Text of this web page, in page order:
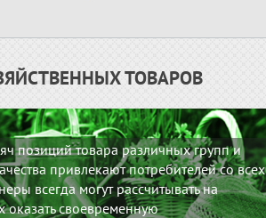
ТОВАРОВ
позиций товара различных групп и
привлекают потребителей со всех
всегда могут рассчитывать на
оказать своевременную